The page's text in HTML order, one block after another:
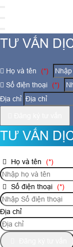
TƯ VẤN
Họ và tên
(*)
Số điện thoại
(*)
Địa chỉ
TƯ VẤN
Họ và tên (*)
Số điện thoại (*)
Địa chỉ